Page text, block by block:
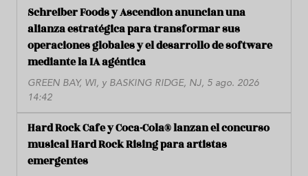
Schreiber Foods y Ascendion anuncian una
alianza estratégica para transformar sus
operaciones globales y el desarrollo de software
mediante la IA agéntica
GREEN BAY, WI, y BASKING RIDGE, NJ, 5 ago. 2026
14:42
Hard Rock Cafe y Coca-Cola® lanzan el concurso
musical Hard Rock Rising para artistas
emergentes